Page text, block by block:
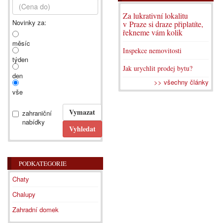
Novinky za:
měsíc
týden
den
vše
zahraniční
nabídky
PODKATEGORIE
Chaty
Chalupy
Zahradní domek
Za lukrativní lokalitu
v Praze si draze připlatíte,
řekneme vám kolik
Inspekce nemovitosti
Jak urychlit prodej bytu?
>> všechny články